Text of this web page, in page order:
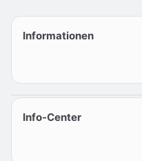
Informationen
Info-Center